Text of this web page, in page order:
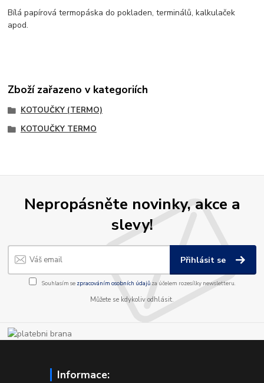
Bílá papírová termopáska do pokladen, terminálů, kalkulaček
apod.
Zboží zařazeno v kategoriích
KOTOUČKY (TERMO)
KOTOUČKY TERMO
Nepropásněte novinky, akce a
slevy!
Přihlásit se
Souhlasím se zpracováním osobních údajůza účelem rozesílky newsletteru.
Můžete se kdykoliv odhlásit.
Informace: